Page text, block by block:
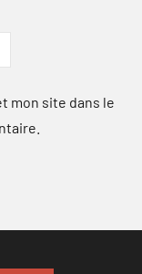
mon site dans le